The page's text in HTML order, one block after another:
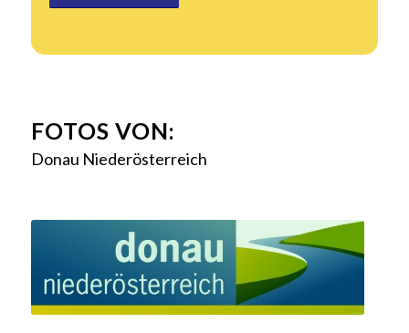
FOTOS VON:
Donau Niederösterreich